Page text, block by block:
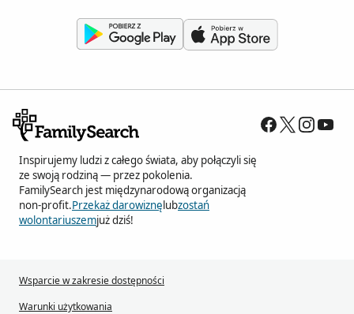
Inspirujemy ludzi z całego świata, aby połączyli się
ze swoją rodziną — przez pokolenia.
FamilySearch jest międzynarodową organizacją
non-profit.Przekaż darowiznęlubzostań
wolontariuszemjuż dziś!
Wsparcie w zakresie dostępności
Warunki użytkowania